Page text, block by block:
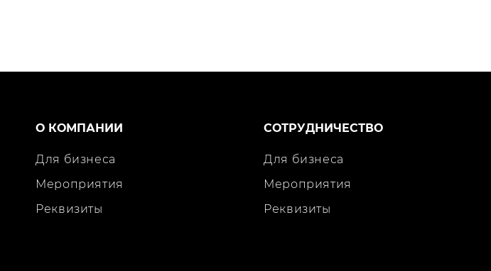
О КОМПАНИИ
Для бизнеса
Мероприятия
Реквизиты
СОТРУДНИЧЕСТВО
Для бизнеса
Мероприятия
Реквизиты